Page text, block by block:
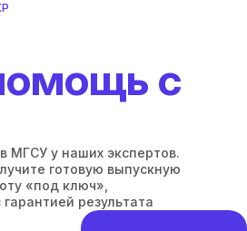
с
МГСУ у наших экспертов.
готовую выпускную
«под ключ»,
результата